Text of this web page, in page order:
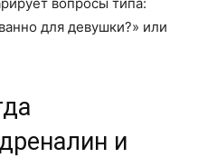
для девушки?» или
и